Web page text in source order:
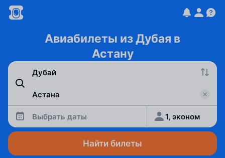
Авиабилеты из Дубая в
Астану
Выбрать даты 1, эконом
Найти билеты